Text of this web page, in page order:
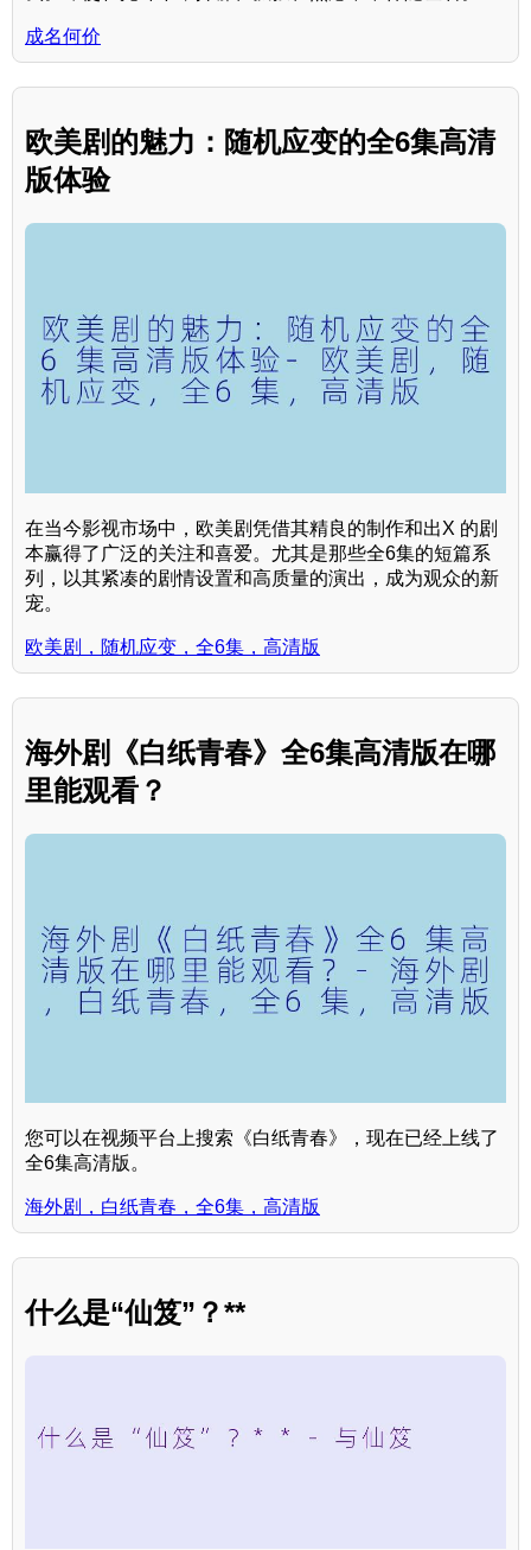
成名何价
欧美剧的魅力：随机应变的全6集高清
版体验
在当今影视市场中，欧美剧凭借其精良的制作和出X 的剧
本赢得了广泛的关注和喜爱。尤其是那些全6集的短篇系
列，以其紧凑的剧情设置和高质量的演出，成为观众的新
宠。
欧美剧，随机应变，全6集，高清版
海外剧《白纸青春》全6集高清版在哪
里能观看？
您可以在视频平台上搜索《白纸青春》，现在已经上线了
全6集高清版。
海外剧，白纸青春，全6集，高清版
什么是“仙笈”？**